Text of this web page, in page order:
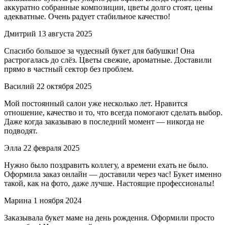
аккуратно собранные композиции, цветы долго стоят, цены
адекватные. Очень радует стабильное качество!
Дмитрий 13 августа 2025
Спасибо большое за чудесный букет для бабушки! Она
растрогалась до слёз. Цветы свежие, ароматные. Доставили
прямо в частный сектор без проблем.
Василий 22 октября 2025
Мой постоянный салон уже несколько лет. Нравится
отношение, качество и то, что всегда помогают сделать выбор.
Даже когда заказываю в последний момент — никогда не
подводят.
Элла 22 февраля 2025
Нужно было поздравить коллегу, а времени ехать не было.
Оформила заказ онлайн — доставили через час! Букет именно
такой, как на фото, даже лучше. Настоящие профессионалы!
Марина 1 ноября 2024
Заказывала букет маме на день рождения. Оформили просто